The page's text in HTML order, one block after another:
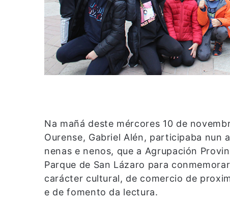
Na mañá deste mércores 10 de
Ourense, Gabriel Alén, participaba
nenas e nenos, que a Agrupación
Parque de San Lázaro para
carácter cultural, de comercio de
e de fomento da lectura.